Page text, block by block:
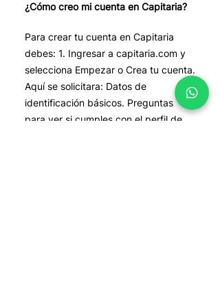
¿Cómo creo mi cuenta en Capitaria?
Para crear tu cuenta en Capitaria
debes: 1. Ingresar a capitaria.com y
selecciona Empezar o Crea tu cuenta.
Aquí se solicitara: Datos de
identificación básicos. Preguntas
para ver si cumples con el perfil de